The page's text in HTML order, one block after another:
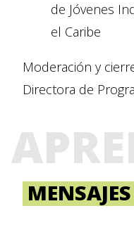
de Jóvenes
el Caribe
Moderación y
Directora de